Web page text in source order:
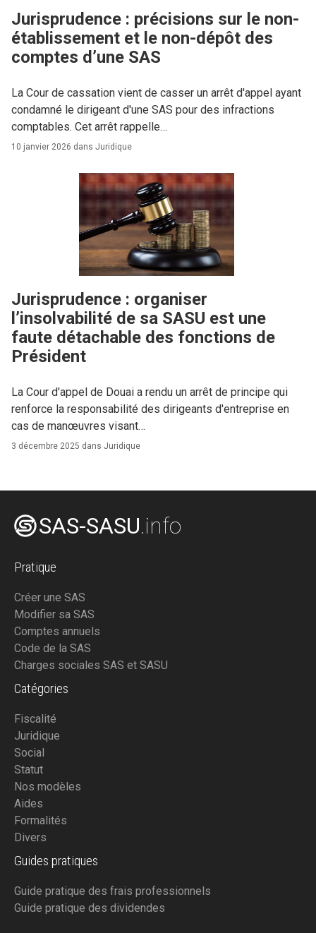
Jurisprudence : précisions sur le non-
établissement et le non-dépôt des
comptes d’une SAS
La Cour de cassation vient de casser un arrêt d'appel ayant
condamné le dirigeant d'une SAS pour des infractions
comptables. Cet arrêt rappelle…
10 janvier 2026 dans Juridique
Jurisprudence : organiser
l’insolvabilité de sa SASU est une
faute détachable des fonctions de
Président
La Cour d'appel de Douai a rendu un arrêt de principe qui
renforce la responsabilité des dirigeants d'entreprise en
cas de manœuvres visant…
3 décembre 2025 dans Juridique
SAS-SASU.info
Pratique
Créer une SAS
Modifier sa SAS
Comptes annuels
Code de la SAS
Charges sociales SAS et SASU
Catégories
Fiscalité
Juridique
Social
Statut
Nos modèles
Aides
Formalités
Divers
Guides pratiques
Guide pratique des frais professionnels
Guide pratique des dividendes